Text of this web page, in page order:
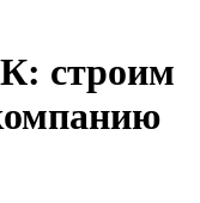
строим